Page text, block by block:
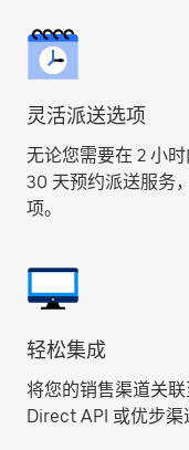
灵活派送选项
无论您需要在 2 小
30 天预约派送服务
项。
轻松集成
将您的销售渠道关
Direct API 或优步渠